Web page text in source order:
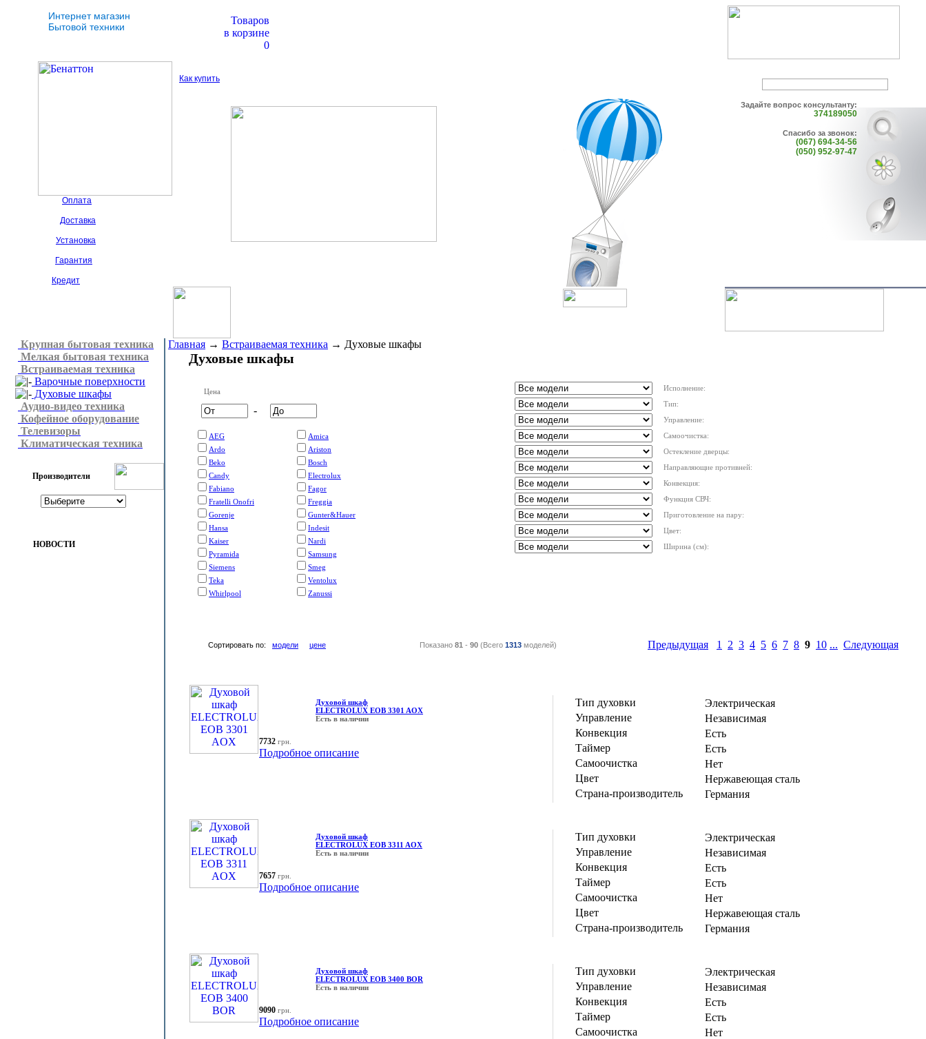
Интернет магазин
Бытовой техники
Товаров
в корзине
0
Как купить
Оплата
Доставка
Установка
Гарантия
Кредит
Задайте вопрос консультанту:
374189050
Спасибо за звонок:
(067) 694-34-56
(050) 952-97-47
Крупная бытовая техника
Мелкая бытовая техника
Встраиваемая техника
Варочные поверхности
Духовые шкафы
Аудио-видео техника
Кофейное оборудование
Телевизоры
Климатическая техника
Производители
НОВОСТИ
Главная → Встраиваемая техника → Духовые шкафы
Духовые шкафы
Цена
-
AEG
Amica
Ardo
Ariston
Beko
Bosch
Candy
Electrolux
Fabiano
Fagor
Fratelli Onofri
Freggia
Gorenje
Gunter&Hauer
Hansa
Indesit
Kaiser
Nardi
Pyramida
Samsung
Siemens
Smeg
Teka
Ventolux
Whirlpool
Zanussi
Исполнение:
Тип:
Управление:
Самоочистка:
Остекление дверцы:
Направляющие противней:
Конвекция:
Функция СВЧ:
Приготовление на пару:
Цвет:
Ширина (см):
Сортировать по: модели цене Показано 81 - 90(Всего 1313моделей) Предыдущая 1 2 3 4 5 6 7 8 9 10 ... Следующая
Духовой шкаф
ELECTROLUX EOB 3301 AOX
Есть в наличии
Тип духовки
Электрическая
Управление
Независимая
Конвекция
Есть
Таймер
Есть
Самоочистка
Нет
Цвет
Нержавеющая сталь
Страна-производитель
Германия
7732 грн.
Подробное описание
Духовой шкаф
ELECTROLUX EOB 3311 AOX
Есть в наличии
Тип духовки
Электрическая
Управление
Независимая
Конвекция
Есть
Таймер
Есть
Самоочистка
Нет
Цвет
Нержавеющая сталь
Страна-производитель
Германия
7657 грн.
Подробное описание
Духовой шкаф
ELECTROLUX EOB 3400 BOR
Есть в наличии
Тип духовки
Электрическая
Управление
Независимая
Конвекция
Есть
Таймер
Есть
Самоочистка
Нет
9090 грн.
Подробное описание